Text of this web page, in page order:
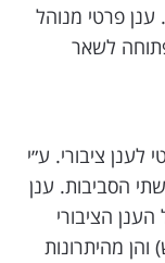
ענן פרטי מנוהל
לשאר
לענן ציבורי. ע״י
הסביבות. ענן
הציבורי
מהיתרונות